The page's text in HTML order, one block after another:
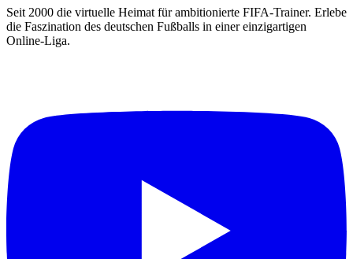
Seit 2000 die virtuelle Heimat für ambitionierte FIFA-Trainer. Erlebe
die Faszination des deutschen Fußballs in einer einzigartigen
Online-Liga.